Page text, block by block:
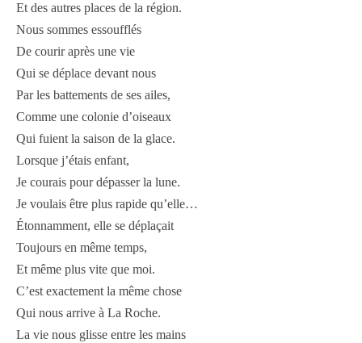
Et des autres places de la région.
Nous sommes essoufflés
De courir après une vie
Qui se déplace devant nous
Par les battements de ses ailes,
Comme une colonie d’oiseaux
Qui fuient la saison de la glace.
Lorsque j’étais enfant,
Je courais pour dépasser la lune.
Je voulais être plus rapide qu’elle…
Étonnamment, elle se déplaçait
Toujours en même temps,
Et même plus vite que moi.
C’est exactement la même chose
Qui nous arrive à La Roche.
La vie nous glisse entre les mains